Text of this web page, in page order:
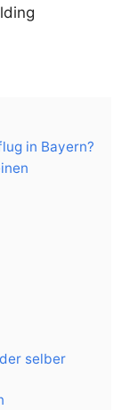
in Bayern?
selber